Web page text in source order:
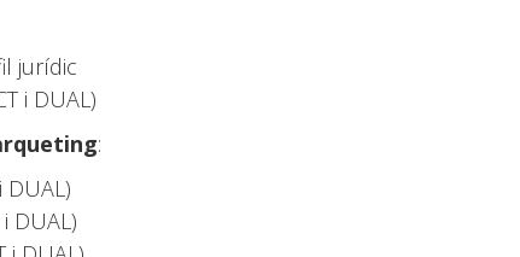
jurídic
i DUAL)
:
DUAL)
DUAL)